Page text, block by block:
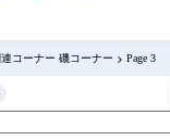
連コーナー 磯コーナー Page 3